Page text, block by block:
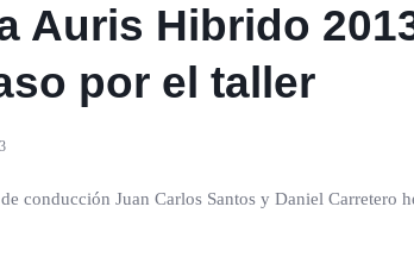
Auris Hibrido
por el taller
conducción Juan Carlos Santos y Daniel Carretero